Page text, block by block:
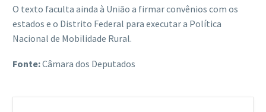
O texto faculta ainda à União a firmar convênios com os
estados e o Distrito Federal para executar a Política
Nacional de Mobilidade Rural.
Fonte:Câmara dos Deputados